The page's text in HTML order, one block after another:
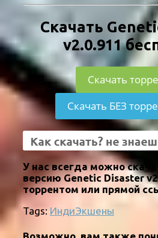
Скачать
v2.0.911
Скачать
Скачать БЕЗ
У нас всегда можно
версию Genetic Disaster
торрентом или прямой
Tags: ИндиЭкшены